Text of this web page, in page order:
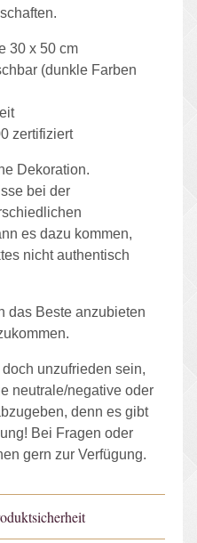
30 x 50 cm
(dunkle Farben
zertifiziert
Dekoration.
bei der
es dazu kommen,
nicht authentisch
das Beste anzubieten
unzufrieden sein,
neutrale/negative oder
denn es gibt
Bei Fragen oder
gern zur Verfügung.